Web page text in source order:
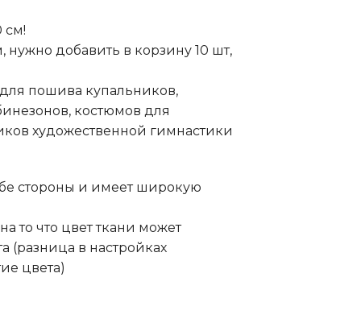
см!
нужно добавить в корзину 10 шт,
пошива купальников,
костюмов для
художественной гимнастики
стороны и имеет широкую
то что цвет ткани может
(разница в настройках
цвета)